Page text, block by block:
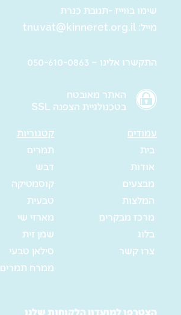
שימו בווייז -תנובת כנרת
מייל: tnuvat@kinneret.org.il
התקשרו אלינו – 050-610-0863
האתר מאובטח
בטכנולגיית הצפנה SSL
עמודים
בית
אודות
מבצעים
המלצות
מרכז מבקרים
בלוג
צרו קשר
קטגוריות
תמרים
דבש
קוסמטיקה
טבעית
מארזי שי
שמן זית
סילאן טבעי
ממרח תמרים
הצטרפו למועדון הלקוחות שלנו